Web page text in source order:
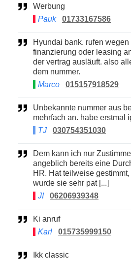
Werbung
Pauk
01733167586
Hyundai bank. rufen wegen
finanzierung oder leasing
der vertrag ausläuft. also
dem nummer.
Marco
015157918529
Unbekannte nummer aus berlin. ruft
mehrfach an. habe erstmal
TJ
030754351030
Dem kann ich nur Zustimmen. Hatte
angeblich bereits eine
HR. Hat teilweise
wurde sie sehr pat [...]
JI
06206939348
Ki anruf
Karl
015735999150
Ikk classic